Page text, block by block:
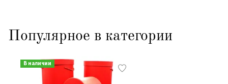
Популярное в категории
В наличии